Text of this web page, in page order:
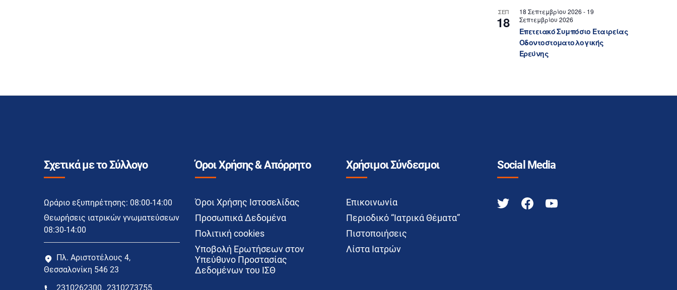
ΣΕΠ
18
18 Σεπτεμβρίου 2026 - 19
Σεπτεμβρίου 2026
Επετειακό Συμπόσιο Εταιρείας
Οδοντοστοματολογικής
Ερεύνης
Σχετικά με το Σύλλογο
Ωράριο εξυπηρέτησης: 08:00-14:00
Θεωρήσεις ιατρικών γνωματεύσεων
08:30-14:00
Πλ. Αριστοτέλους 4,
Θεσσαλονίκη 546 23
2310262300, 2310273755,
Όροι Χρήσης & Απόρρητο
Όροι Χρήσης Ιστοσελίδας
Προσωπικά Δεδομένα
Πολιτική cookies
Υποβολή Ερωτήσεων στον
Υπεύθυνο Προστασίας
Δεδομένων του ΙΣΘ
Χρήσιμοι Σύνδεσμοι
Επικοινωνία
Περιοδικό “Ιατρικά Θέματα”
Πιστοποιήσεις
Λίστα Ιατρών
Social Media